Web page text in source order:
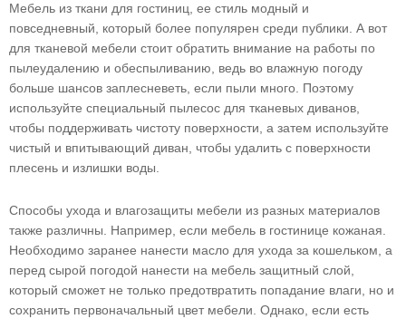
Мебель из ткани для гостиниц, ее стиль модный и
повседневный, который более популярен среди публики. А вот
для тканевой мебели стоит обратить внимание на работы по
пылеудалению и обеспыливанию, ведь во влажную погоду
больше шансов заплесневеть, если пыли много. Поэтому
используйте специальный пылесос для тканевых диванов,
чтобы поддерживать чистоту поверхности, а затем используйте
чистый и впитывающий диван, чтобы удалить с поверхности
плесень и излишки воды.
Способы ухода и влагозащиты мебели из разных материалов
также различны. Например, если мебель в гостинице кожаная.
Необходимо заранее нанести масло для ухода за кошельком, а
перед сырой погодой нанести на мебель защитный слой,
который сможет не только предотвратить попадание влаги, но и
сохранить первоначальный цвет мебели. Однако, если есть